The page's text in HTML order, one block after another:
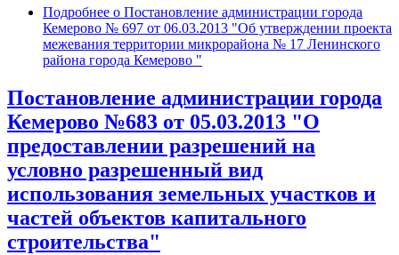
Подробнее о Постановление администрации города
Кемерово № 697 от 06.03.2013 "Об утверждении проекта
межевания территории микрорайона № 17 Ленинского
района города Кемерово "
Постановление администрации города
Кемерово №683 от 05.03.2013 "О
предоставлении разрешений на
условно разрешенный вид
использования земельных участков и
частей объектов капитального
строительства"